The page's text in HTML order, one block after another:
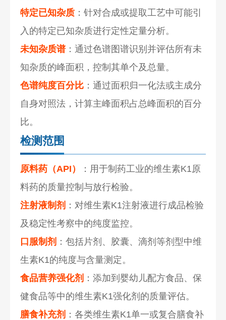
特定已知杂质 ：针对合成或提取工艺中可能引
入的特定已知杂质进行定性定量分析。
未知杂质谱：通过色谱图谱识别并评估所有未
知杂质的峰面积，控制其单个及总量。
色谱纯度百分比 ：通过面积归一化法或主成分
自身对照法，计算主峰面积占总峰面积的百分
比。
检测范围
原料药（API）
：用于制药工业的维生素K1原
料药的质量控制与放行检验。
注射液制剂 ：对维生素K1注射液进行成品检验
及稳定性考察中的纯度监控。
口服制剂 ：包括片剂、胶囊、滴剂等剂型中维
生素K1的纯度与含量测定。
食品营养强化剂 ：添加到婴幼儿配方食品、保
健食品等中的维生素K1强化剂的质量评估。
膳食补充剂 ：各类维生素K1单一或复合膳食补